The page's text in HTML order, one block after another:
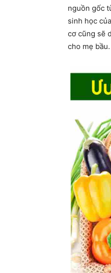
nguồn gốc
sinh học
cơ cũng sẽ
cho mẹ bầu.